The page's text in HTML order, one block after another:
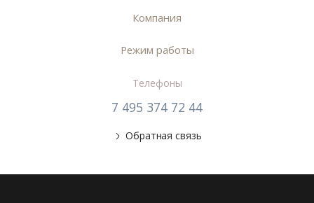
Компания
Режим работы
Телефоны
7 495 374 72 44
Обратная связь